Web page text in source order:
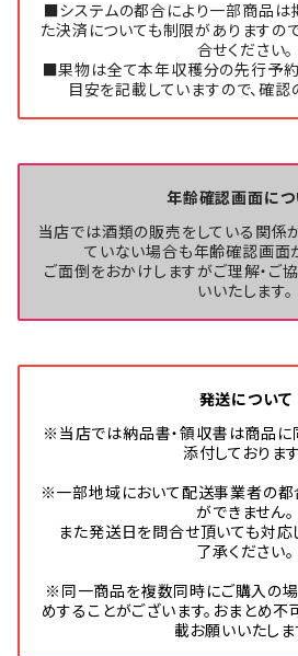
■システムの都合により一部商品は
た決済についても制限がありますの
合せください。
■果物は全て本年収穫分の先行予約
目安を記載していますので、確認
年齢確認画面につ
当店では酒類の販売をしている関係
ていない場合も年齢確認画面
ご面倒をおかけしますがご理解・ご
いいたします。
発送について
※当店では納品書・領収書は商品に
添付しております
※一部地域において配送事業者の都
ができません。
また発送日を問合せ頂いても対応
了承ください。
※同一商品を複数同時にご購入の場
めすることがございます。おまとめ
載お願いいたしま